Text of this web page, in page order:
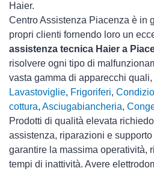
Haier.
Centro Assistenza Piacenza è in
propri clienti fornendo loro un
assistenza tecnica Haier a
risolvere ogni tipo di
vasta gamma di apparecchi
Lavastoviglie, Frigoriferi,
cottura, Asciugabiancheria,
Prodotti di qualità elevata
assistenza, riparazioni e
garantire la massima operatività,
tempi di inattività. Avere